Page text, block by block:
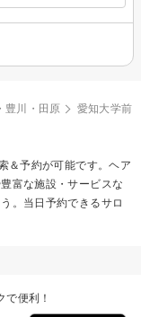
豊川・田原
愛知大学前
＆予約が可能です。ヘア
富な施設・サービスな
。当日予約できるサロ
便利！